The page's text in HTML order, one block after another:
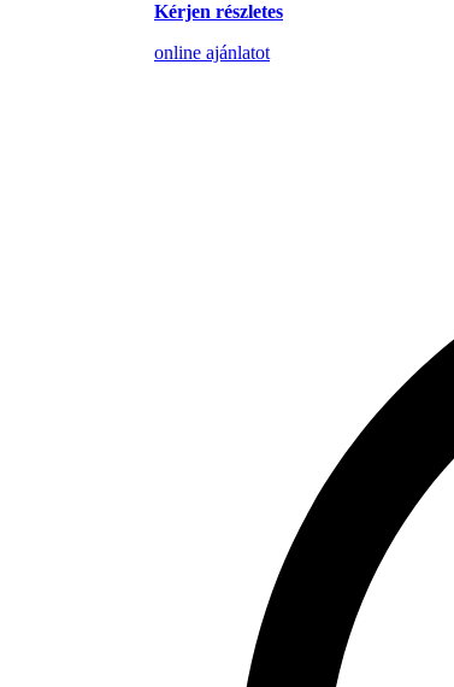
Kérjen részletes
online ajánlatot